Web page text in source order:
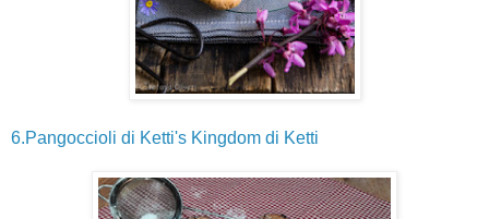
6.Pangoccioli di Ketti's Kingdom di Ketti